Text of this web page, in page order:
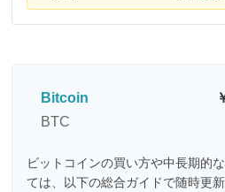
Bitcoin
BTC
ビットコインの買い方や中長期的
ては、以下の総合ガイドで随時更